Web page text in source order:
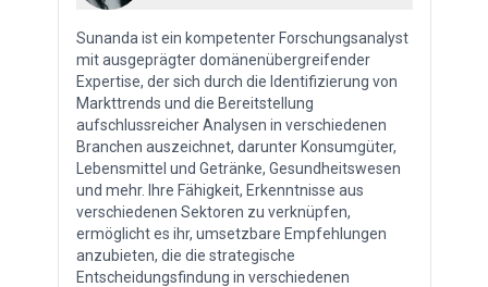
Sunanda ist ein kompetenter Forschungsanalyst
mit ausgeprägter domänenübergreifender
Expertise, der sich durch die Identifizierung von
Markttrends und die Bereitstellung
aufschlussreicher Analysen in verschiedenen
Branchen auszeichnet, darunter Konsumgüter,
Lebensmittel und Getränke, Gesundheitswesen
und mehr. Ihre Fähigkeit, Erkenntnisse aus
verschiedenen Sektoren zu verknüpfen,
ermöglicht es ihr, umsetzbare Empfehlungen
anzubieten, die die strategische
Entscheidungsfindung in verschiedenen